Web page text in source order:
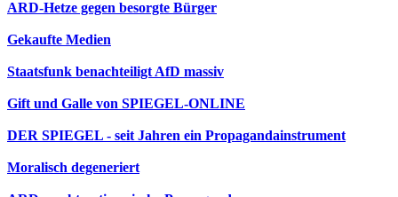
ARD-Hetze gegen besorgte Bürger
Gekaufte Medien
Staatsfunk benachteiligt AfD massiv
Gift und Galle von SPIEGEL-ONLINE
DER SPIEGEL - seit Jahren ein Propagandainstrument
Moralisch degeneriert